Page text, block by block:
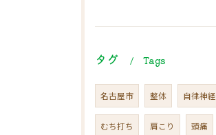
タグ Tags
名古屋市 整体 自律神経
むち打ち 肩こり 頭痛